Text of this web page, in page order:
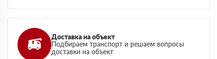
Доставка на объект
Подбираем транспорт и решаем вопросы
доставки на объект